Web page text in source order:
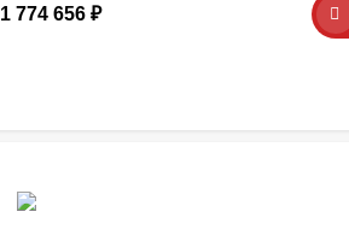
1 774 656 ₽